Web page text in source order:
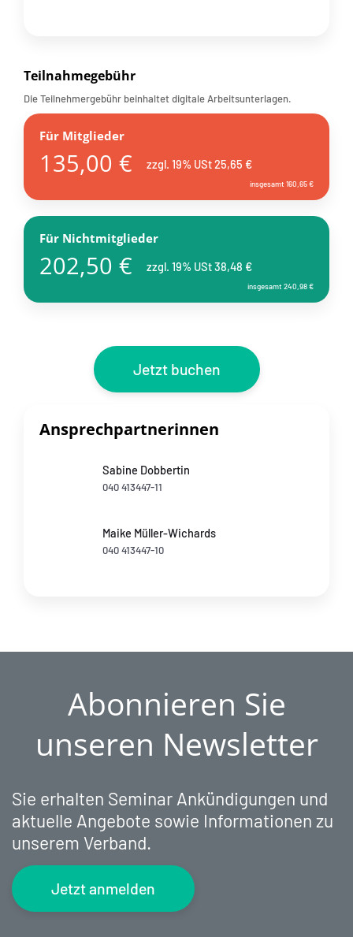
Teilnahmegebühr
Die Teilnehmergebühr beinhaltet digitale Arbeitsunterlagen.
Für Mitglieder
135,00 € zzgl. 19% USt 25,65 €
insgesamt 160,65 €
Für Nichtmitglieder
202,50 € zzgl. 19% USt 38,48 €
insgesamt 240,98 €
Jetzt buchen
Ansprechpartnerinnen
Sabine Dobbertin
040 413447-11
Maike Müller-Wichards
040 413447-10
Abonnieren Sie
unseren Newsletter
Sie erhalten Seminar Ankündigungen und
aktuelle Angebote sowie Informationen zu
unserem Verband.
Jetzt anmelden